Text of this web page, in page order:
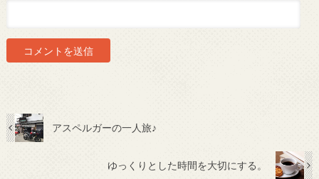
アスペルガーの一人旅♪
ゆっくりとした時間を大切にする。